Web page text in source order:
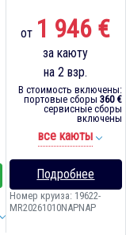
от 1 946 €
за каюту
на 2 взр.
В стоимость включены:
портовые сборы 360 €
сервисные сборы
включены
все каюты
Подробнее
Номер круиза: 19622-
MR20261010NAPNAP